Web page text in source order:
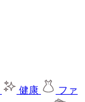
健康
ファ